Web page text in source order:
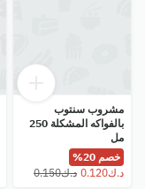
مشروب سنتوب
بالفواكه المشكلة 250
مل
خصم 20%